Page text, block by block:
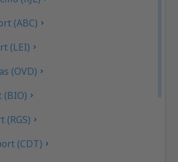
(ABC)
(LEI)
(OVD)
(RGS)
(CDT)